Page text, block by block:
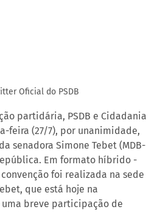
Oficial do PSDB
partidária, PSDB e Cidadania
feira (27/7), por unanimidade,
senadora Simone Tebet (MDB-
Em formato híbrido -
foi realizada na sede
que está hoje na
uma breve participação de